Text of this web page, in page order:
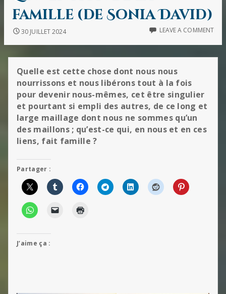
famille (de Sonia David)
30 JUILLET 2024 LEAVE A COMMENT
Quelle est cette chose dont nous nous
nourrissons et nous libérons tout à la fois
pour devenir nous-mêmes, cet être singulier
et pourtant si empli des autres, de ce long et
large maillage dont nous ne sommes qu’un
des maillons ; qu’est-ce qui, en nous et en ces
liens, fait famille ?
Partager :
J’aime ça :